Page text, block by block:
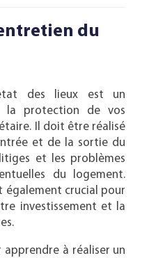
du
des lieux est un
la protection de vos
Il doit être réalisé
et de la sortie du
et les problèmes
du logement.
également crucial pour
investissement et la
à réaliser un